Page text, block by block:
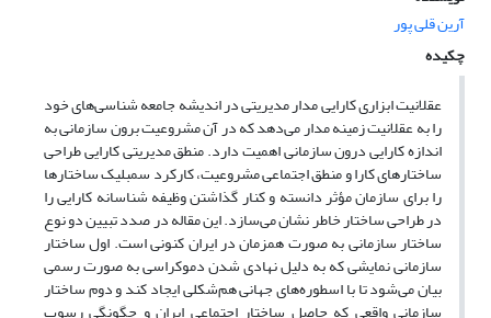
آرین قلی پور
چکیده
عقلانیت ابزاری کارایی مدار مدیریتی در اندیشه جامعه شناسی‌های خود
را به عقلانیت زمینه مدار می‌دهد که در آن مشروعیت برون سازمانی به
اندازه کارایی درون سازمانی اهمیت دارد. منطق مدیریتی کارایی طراحی
ساختارهای کارا و منطق اجتماعی مشروعیت، کارکرد سمبلیک ساختارها
را برای سازمان مؤثر دانسته و کنار گذاشتن وظیفه شناسانه کارایی را
در طراحی ساختار خاطر نشان می‌سازد. این مقاله در صدد تبیین دو نوع
ساختار سازمانی به صورت همزمان در ایران کنونی است. اول ساختار
سازمانی نمایشی که به دلیل نهادی شدن دموکراسی به صورت رسمی
بیان می‌شود تا با اسطوره‌های جهانی هم‌شکلی ایجاد کند و دوم ساختار